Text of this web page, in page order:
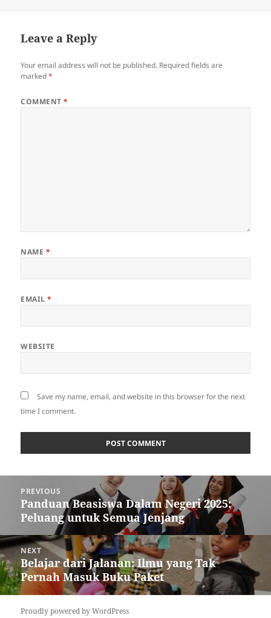
Leave a Reply
Your email address will not be published. Required fields are
marked*
COMMENT*
NAME *
EMAIL*
WEBSITE
Save my name, email, and website in this browser for the next
time I comment.
navigation
PREVIOUS
Previous
post:
Panduan Beasiswa Dalam Negeri 2025:
Peluang untuk Semua Jenjang
NEXT
Next
post:
Belajar dari Jalanan: Ilmu yang Tak
Pernah Masuk Buku Paket
Proudly powered by WordPress